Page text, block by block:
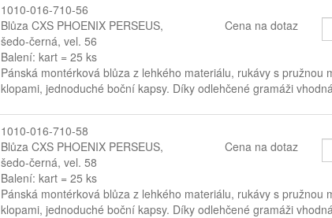
1010-016-710-56
Blůza CXS PHOENIX PERSEUS,
šedo-černá, vel. 56
Balení: kart = 25 ks
Cena na dotaz
Pánská montérková blůza z lehkého materiálu, rukávy s
klopami, jednoduché boční kapsy. Díky odlehčené gramáži
1010-016-710-58
Blůza CXS PHOENIX PERSEUS,
šedo-černá, vel. 58
Balení: kart = 25 ks
Cena na dotaz
Pánská montérková blůza z lehkého materiálu, rukávy s
klopami, jednoduché boční kapsy. Díky odlehčené gramáži